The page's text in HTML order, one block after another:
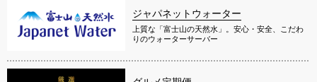
ジャパネットウォーター
上質な「富士山の天然水」。安心・安全、こだわ
りのウォーターサーバー